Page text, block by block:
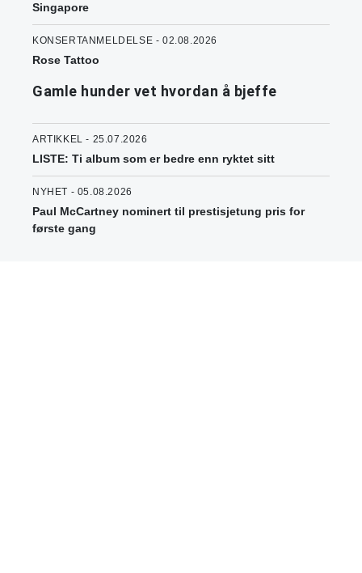
Singapore
KONSERTANMELDELSE - 02.08.2026
Rose Tattoo
Gamle hunder vet hvordan å bjeffe
ARTIKKEL - 25.07.2026
LISTE: Ti album som er bedre enn ryktet sitt
NYHET - 05.08.2026
Paul McCartney nominert til prestisjetung pris for
første gang